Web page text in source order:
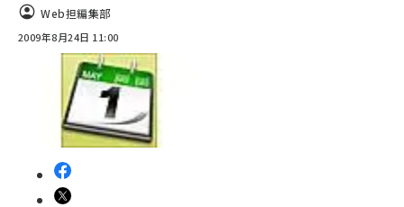
Web担編集部
2009年8月24日 11:00